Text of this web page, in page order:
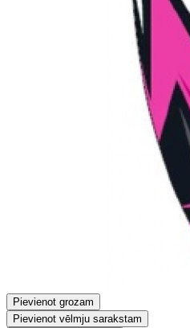
Pievienot grozam
Pievienot vēlmju sarakstam